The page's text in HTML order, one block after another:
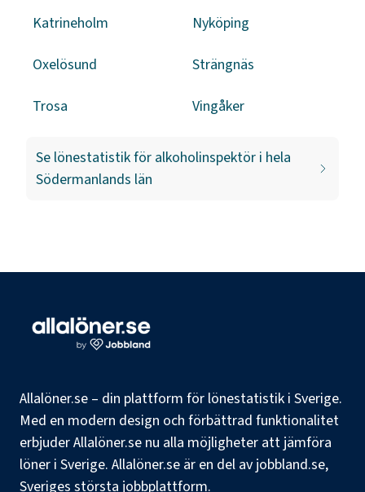
Katrineholm Nyköping
Oxelösund Strängnäs
Trosa Vingåker
Se lönestatistik för alkoholinspektör i hela
Södermanlands län
Allalöner.se – din plattform för lönestatistik i Sverige.
Med en modern design och förbättrad funktionalitet
erbjuder Allalöner.se nu alla möjligheter att jämföra
löner i Sverige. Allalöner.se är en del av jobbland.se,
Sveriges största jobbplattform.